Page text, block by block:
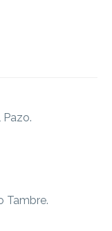
Pazo.
Tambre.